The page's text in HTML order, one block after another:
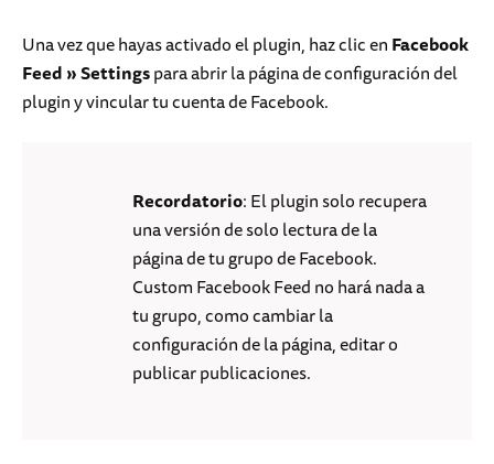
Una vez que hayas activado el plugin, haz clic enFacebook
Feed»Settingspara abrir la página de configuración del
plugin y vincular tu cuenta de Facebook.
Recordatorio: El plugin solo recupera
una versión de solo lectura de la
página de tu grupo de Facebook.
Custom Facebook Feed no hará nada a
tu grupo, como cambiar la
configuración de la página, editar o
publicar publicaciones.